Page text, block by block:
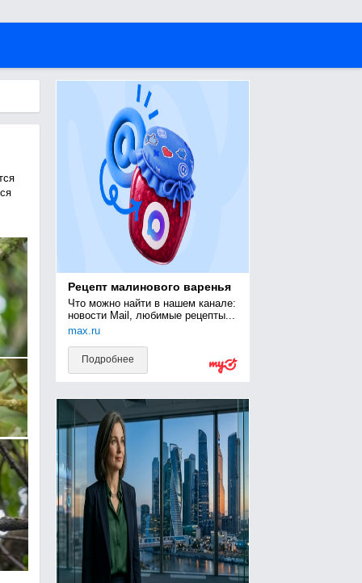
Рецепт малинового варенья
Что можно найти в нашем канале:
новости Mail, любимые рецепты...
max.ru
Подробнее